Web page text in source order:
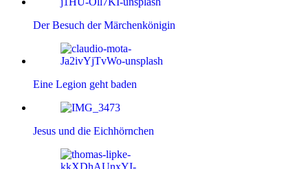
Der Besuch der Märchenkönigin
Eine Legion geht baden
Jesus und die Eichhörnchen